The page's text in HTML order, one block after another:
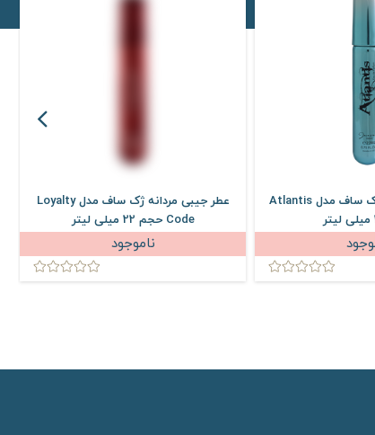
عطر جیبی مردانه ژک ساف مدل Atlantis
عطر جیبی مردانه ژک ساف مدل Loyalty
Code حجم 22 میلی لیتر
ناموجود